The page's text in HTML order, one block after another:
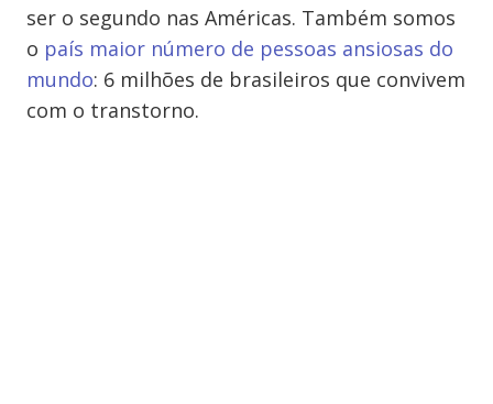
ser o segundo nas Américas. Também somos
o país maior número de pessoas ansiosas do
mundo: 6 milhões de brasileiros que convivem
com o transtorno.